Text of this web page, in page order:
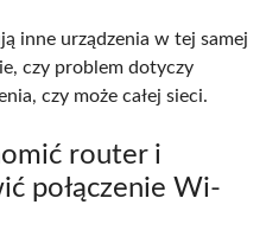
inne urządzenia w tej samej
czy problem dotyczy
czy może całej sieci.
router i
połączenie Wi-